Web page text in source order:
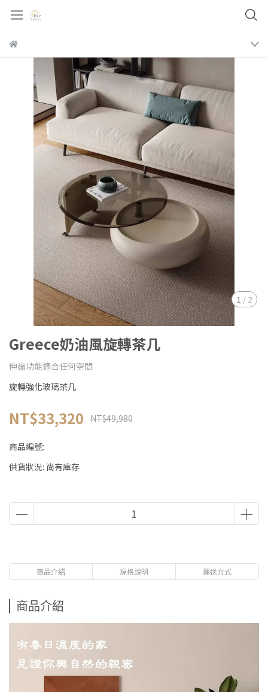
1 / 2
Greece奶油風旋轉茶几
伸縮功能適合任何空間
旋轉強化玻璃茶几
NT$33,320 NT$49,980
商品編號:
供貨狀況: 尚有庫存
商品介紹 規格說明 運送方式
商品介紹